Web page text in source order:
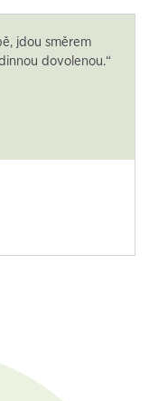
jdou směrem
dovolenou.“